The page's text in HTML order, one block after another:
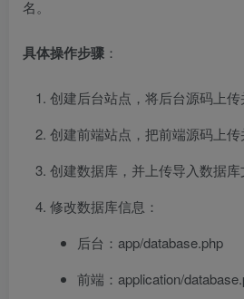
名。
具体操作步骤 ：
创建后台站点，将后台源码上传
创建前端站点，把前端源码上传
创建数据库，并上传导入数据库
修改数据库信息：
后台：app/database.php
前端：application/